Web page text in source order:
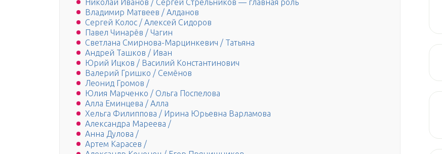
Николай Иванов / Сергей Стрельников — главная роль
Владимир Матвеев / Алданов
Сергей Колос / Алексей Сидоров
Павел Чинарёв / Чагин
Светлана Смирнова-Марцинкевич / Татьяна
Андрей Ташков / Иван
Юрий Ицков / Василий Константинович
Валерий Гришко / Семёнов
Леонид Громов /
Юлия Марченко / Ольга Поспелова
Алла Еминцева / Алла
Хельга Филиппова / Ирина Юрьевна Варламова
Александра Мареева /
Анна Дулова /
Артем Карасев /